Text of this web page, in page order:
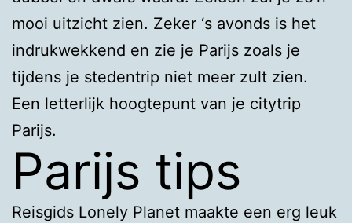
mooi uitzicht zien. Zeker ‘s avonds is het
indrukwekkend en zie je Parijs zoals je
tijdens je stedentrip niet meer zult zien.
Een letterlijk hoogtepunt van je citytrip
Parijs.
Parijs tips
Reisgids Lonely Planet maakte een erg leuk